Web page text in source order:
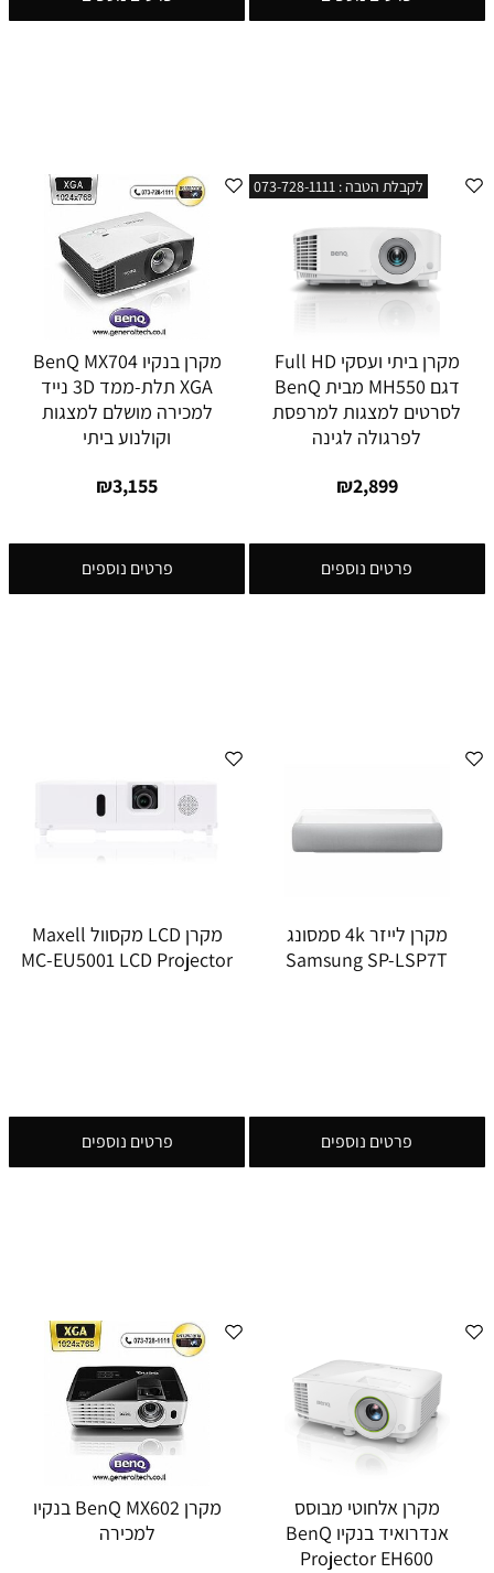
לקבלת הטבה : 073-728-1111
מקרן ביתי ועסקי Full HD
דגם MH550 מבית BenQ
לסרטים למצגות למרפסת
לפרגולה לגינה
₪2,899
פרטים נוספים
מקרן בנקיו BenQ MX704
XGA תלת-ממד 3D נייד
למכירה מושלם למצגות
וקולנוע ביתי
₪3,155
פרטים נוספים
מקרן לייזר 4k סמסונג
Samsung SP-LSP7T
פרטים נוספים
מקרן LCD מקסוול Maxell
MC-EU5001 LCD Projector
פרטים נוספים
מקרן אלחוטי מבוסס
אנדרואיד בנקיו BenQ
Projector EH600
מקרן BenQ MX602 בנקיו
למכירה